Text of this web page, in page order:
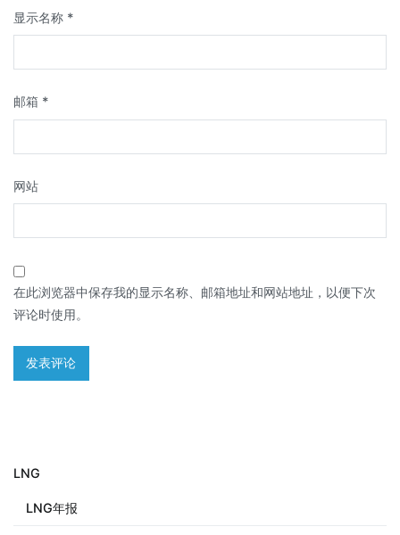
显示名称 *
邮箱 *
网站
在此浏览器中保存我的显示名称、邮箱地址和网站地址，以便下次
评论时使用。
LNG
LNG年报